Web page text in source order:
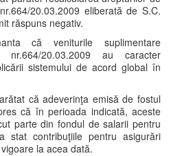
20.03.2009 eliberată de S.C.
răspuns negativ.
că veniturile suplimentare
20.03.2009 au caracter
sistemului de acord global în
că adeverinţa emisă de fostul
că în perioada indicată, aceste
parte din fondul de salarii pentru
contribuţiile pentru asigurări
la acea dată.